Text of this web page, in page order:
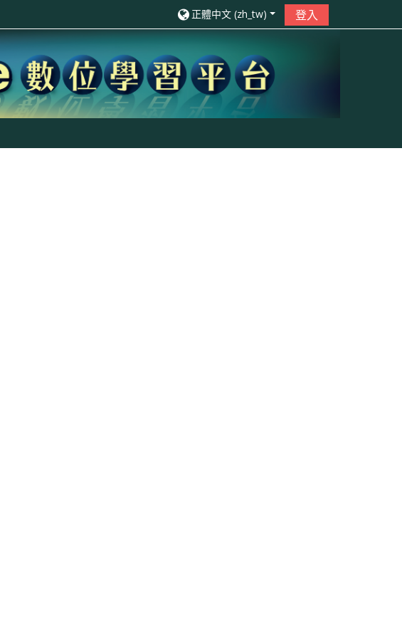
正體中文 ‎(zh_tw)‎ 登入